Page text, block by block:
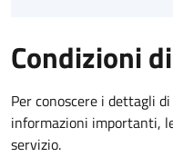
Condizioni
Per conoscere i dettagli
informazioni importanti,
servizio.